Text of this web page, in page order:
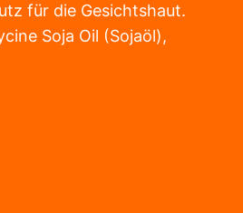
für die Gesichtshaut.
Soja Oil (Sojaöl),